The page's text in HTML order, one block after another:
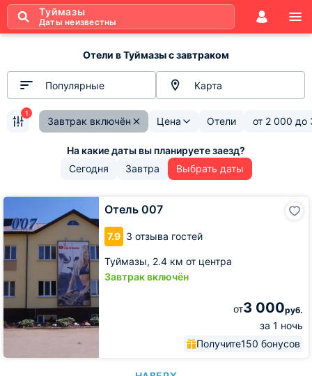
Туймазы
Даты неизвестны
Отели в Туймазы с завтраком
Популярные Карта
Завтрак включён Цена Отели от 2 000 до
1
Сегодня Завтра Выбрать даты
Отель 007
7.9 3 отзыва гостей
Туймазы, 2.4 км от центра
Завтрак включён
от3 000руб.
за 1 ночь
Получите150 бонусов
Отель